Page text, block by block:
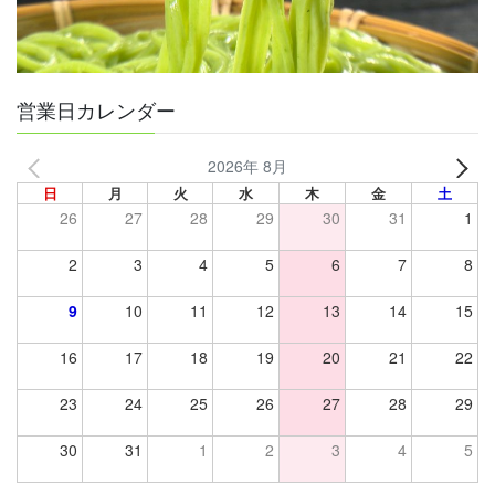
営業日カレンダー
2026年 8月
日 月 火 水 木 金 土
26 27 28 29 30 31 1
2 3 4 5 6 7 8
9 10 11 12 13 14 15
16 17 18 19 20 21 22
23 24 25 26 27 28 29
30 31 1 2 3 4 5